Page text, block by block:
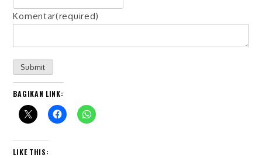
Komentar(required)
Submit
BAGIKAN LINK:
LIKE THIS: